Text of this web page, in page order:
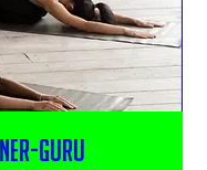
guru